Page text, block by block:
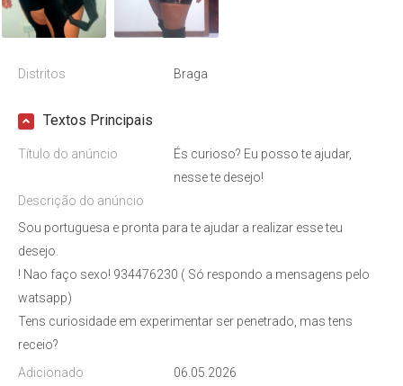
Distritos Braga
Textos Principais
Título do anúncio
És curioso? Eu posso te ajudar,
nesse te desejo!
Descrição do anúncio
Sou portuguesa e pronta para te ajudar a realizar esse teu
desejo.
! Nao faço sexo! 934476230 ( Só respondo a mensagens pelo
watsapp)
Tens curiosidade em experimentar ser penetrado, mas tens
receio?
Adicionado
06.05.2026